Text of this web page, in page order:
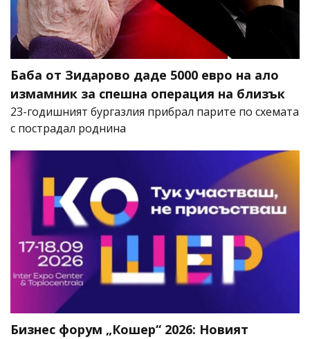
Баба от Зидарово даде 5000 евро на ало
измамник за спешна операция на близък
23-годишният бургазлия прибрал парите по схемата
с пострадал роднина
Бизнес форум „Кошер“ 2026: Новият